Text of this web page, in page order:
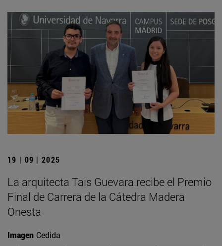
19 | 09 | 2025
La arquitecta Tais Guevara recibe el Premio
Final de Carrera de la Cátedra Madera
Onesta
Imagen Cedida